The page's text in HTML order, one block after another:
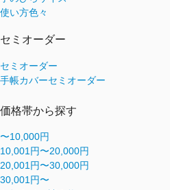
使い方色々
セミオーダー
セミオーダー
手帳カバーセミオーダー
価格帯から探す
〜10,000円
10,001円〜20,000円
20,001円〜30,000円
30,001円〜